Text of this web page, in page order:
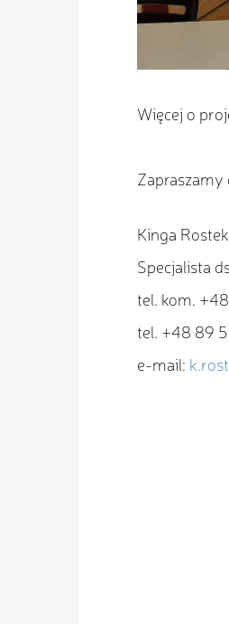
Więcej o
Zapraszamy
Kinga Rostek
Specjalista
tel. kom.
tel. +48 89
e-mail: